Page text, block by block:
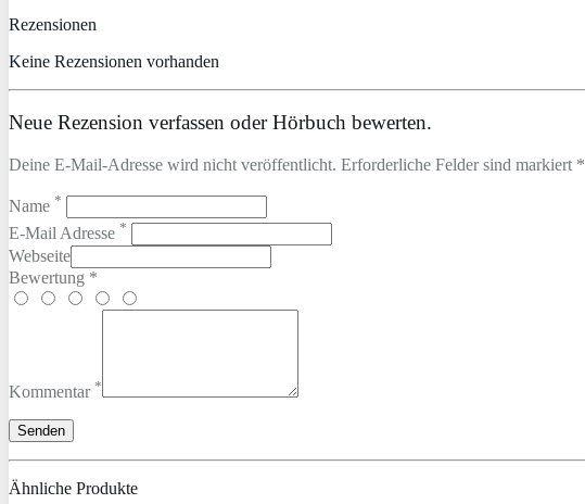
Rezensionen
Keine Rezensionen vorhanden
Neue Rezension verfassen oder Hörbuch bewerten.
Deine E-Mail-Adresse wird nicht veröffentlicht. Erforderliche Felder sind markiert *
Name *
E-Mail Adresse *
Webseite
Bewertung *
Kommentar *
Ähnliche Produkte